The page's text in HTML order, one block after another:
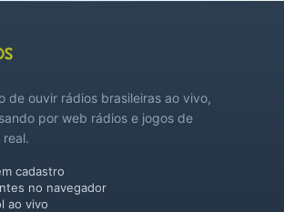
de ouvir rádios brasileiras ao vivo,
por web rádios e jogos de
cadastro
no navegador
ao vivo